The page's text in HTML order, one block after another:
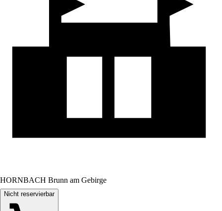
HORNBACH Brunn am Gebirge
Nicht reservierbar